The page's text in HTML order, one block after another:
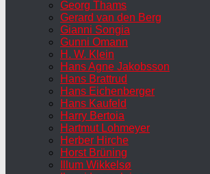
Georg Thams
Gerard van den Berg
Gianni Songia
Gunni Omann
H. W. Klein
Hans Agne Jakobsson
Hans Brattrud
Hans Eichenberger
Hans Kaufeld
Harry Bertoia
Hartmut Lohmeyer
Herber Hirche
Horst Brüning
Illum Wikkelsø